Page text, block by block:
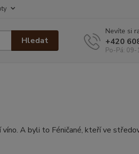
Hledat
Nevíte si
+420
Po-Pá: 09-
víno. A byli to Féničané, kteří ve